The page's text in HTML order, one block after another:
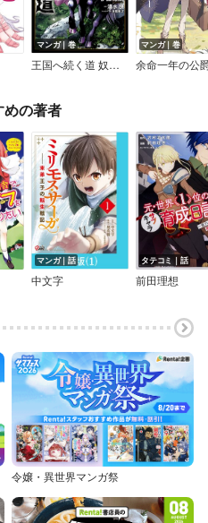
マンガ｜巻
王国へ続く道 奴隷剣士の成り上がり英雄譚
マンガ｜巻
めの著者
マンガ｜話
中文字
タテコミ｜話
前田理想
令嬢・異世界マンガ祭